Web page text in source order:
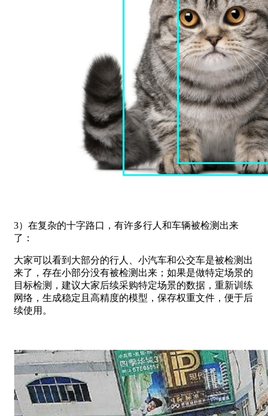
3）在复杂的十字路口，有许多行人和车辆被检测出来
了：
大家可以看到大部分的行人、小汽车和公交车是被检测出
来了，存在小部分没有被检测出来；如果是做特定场景的
目标检测，建议大家后续采购特定场景的数据，重新训练
网络，生成稳定且高精度的模型，保存权重文件，便于后
续使用。